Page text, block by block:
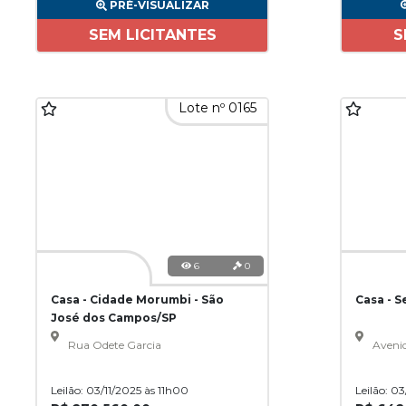
PRÉ-VISUALIZAR
SEM LICITANTES
Lote nº 0165
6 0
Casa - Cidade Morumbi - São
José dos Campos/SP
Rua Odete Garcia
Leilão: 03/11/2025 às 11h00
Casa -
Leilão: